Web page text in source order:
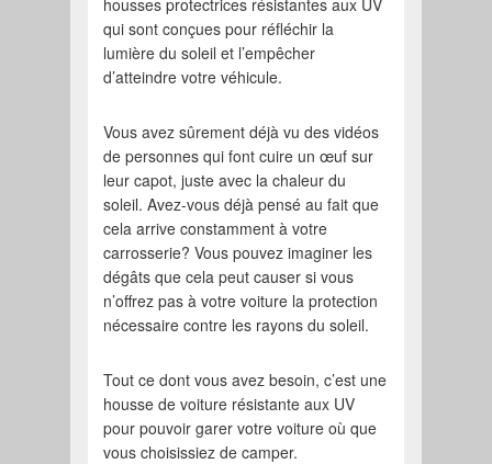
qui sont conçues pour réfléchir la
lumière du soleil et l’empêcher
d’atteindre votre véhicule.
Vous avez sûrement déjà vu des vidéos
de personnes qui font cuire un œuf sur
leur capot, juste avec la chaleur du
soleil. Avez-vous déjà pensé au fait que
cela arrive constamment à votre
carrosserie? Vous pouvez imaginer les
dégâts que cela peut causer si vous
n’offrez pas à votre voiture la protection
nécessaire contre les rayons du soleil.
Tout ce dont vous avez besoin, c’est une
housse de voiture résistante aux UV
pour pouvoir garer votre voiture où que
vous choisissiez de camper.